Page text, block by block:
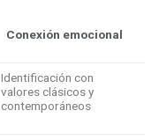
Conexión emocional
Identificación con
valores clásicos y
contemporáneos